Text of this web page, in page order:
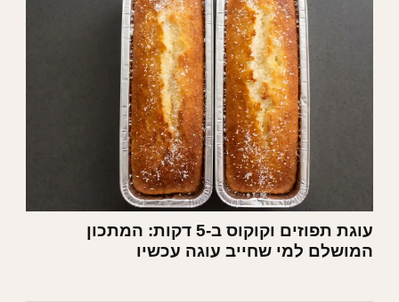
עוגת תפוזים וקוקוס ב-5 דקות: המתכון
המושלם למי שחייב עוגה עכשיו